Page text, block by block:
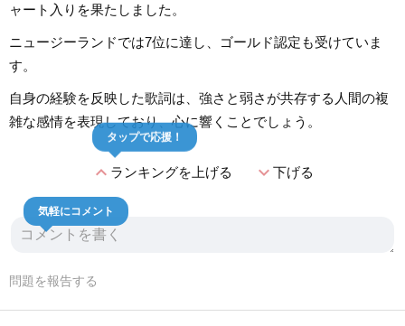
ャート入りを果たしました。
ニュージーランドでは7位に達し、ゴールド認定も受けていま
す。
自身の経験を反映した歌詞は、強さと弱さが共存する人間の複
雑な感情を表現しており、心に響くことでしょう。
expand_lessランキングを上げる
タップで応援！
expand_more下げる
気軽にコメント
問題を報告する